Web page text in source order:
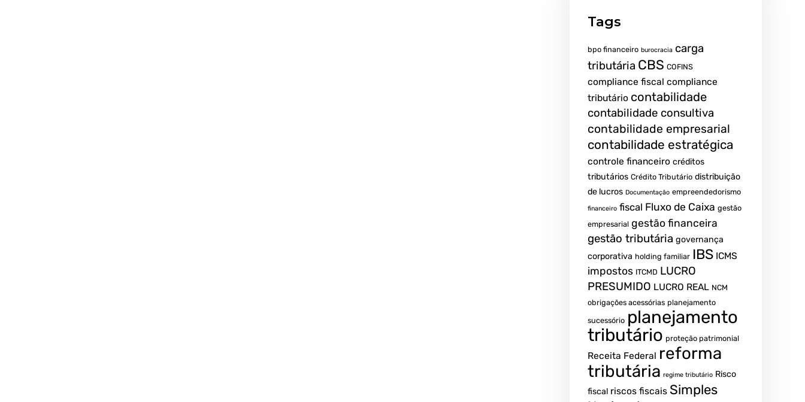
Tags
bpo financeiro burocracia carga
tributária CBS COFINS
compliance fiscal compliance
tributário contabilidade
contabilidade consultiva
contabilidade empresarial
contabilidade estratégica
controle financeiro créditos
tributários Crédito Tributário distribuição
de lucros Documentação empreendedorismo
financeiro fiscal Fluxo de Caixa gestão
empresarial gestão financeira
gestão tributária governança
corporativa holding familiar IBS ICMS
impostos ITCMD LUCRO
PRESUMIDO LUCRO REAL NCM
obrigações acessórias planejamento
sucessório planejamento
tributário proteção patrimonial
Receita Federal reforma
tributária regime tributário Risco
fiscal riscos fiscais Simples